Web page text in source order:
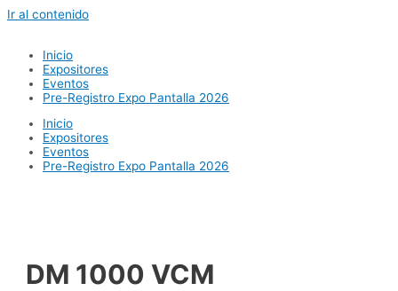
Ir al contenido
Inicio
Expositores
Eventos
Pre-Registro Expo Pantalla 2026
Inicio
Expositores
Eventos
Pre-Registro Expo Pantalla 2026
DM 1000 VCM